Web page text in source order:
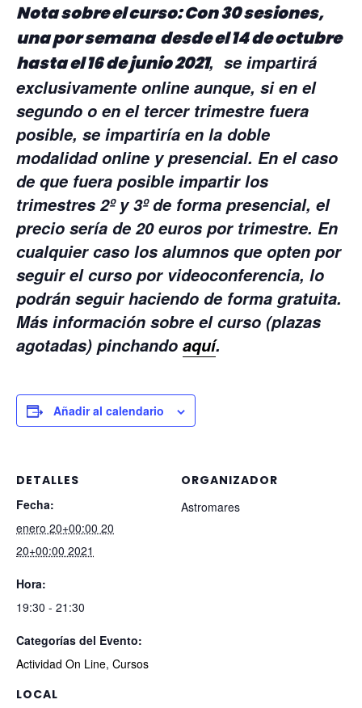
Nota sobre el curso: Con 30 sesiones,
una por semana desde el 14 de octubre
hasta el 16 de junio 2021, se impartirá
exclusivamente online aunque, si en el
segundo o en el tercer trimestre fuera
posible, se impartiría en la doble
modalidad online y presencial. En el caso
de que fuera posible impartir los
trimestres 2º y 3º de forma presencial, el
precio sería de 20 euros por trimestre. En
cualquier caso los alumnos que opten por
seguir el curso por videoconferencia, lo
podrán seguir haciendo de forma gratuita.
Más información sobre el curso (plazas
agotadas) pinchando aquí.
Añadir al calendario
DETALLES
Fecha:
enero 20+00:00 20
20+00:00 2021
Hora:
19:30 - 21:30
Categorías del Evento:
Actividad On Line, Cursos
LOCAL
ORGANIZADOR
Astromares